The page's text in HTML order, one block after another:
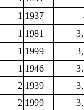
1 1937
1 1981
1 1999
1 1946
2 1939
2 1999